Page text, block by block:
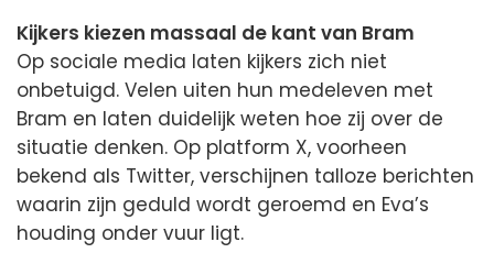
Kijkers kiezen massaal de kant van Bram
Op sociale media laten kijkers zich niet
onbetuigd. Velen uiten hun medeleven met
Bram en laten duidelijk weten hoe zij over de
situatie denken. Op platform X, voorheen
bekend als Twitter, verschijnen talloze berichten
waarin zijn geduld wordt geroemd en Eva’s
houding onder vuur ligt.